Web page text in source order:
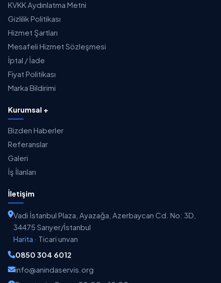
KVKK Aydınlatma Metni
Gizlilik Politikası
Hizmet Şartları
Mesafeli Hizmet Sözleşmesi
İptal / İade
Fiyat Politikası
Marka Bildirimi
Kurumsal +
Bizden Haberler
Referanslar
Galeri
İş İlanları
İletişim
Vadi İstanbul Plaza, Ayazağa, Azerbaycan Cd. No: 3D,
34475 Sarıyer/İstanbul
Harita · Ticari unvan
0850 304 6012
info@anindaservis.org